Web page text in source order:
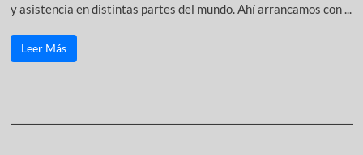
y asistencia en distintas partes del mundo. Ahí arrancamos con ...
Leer Más